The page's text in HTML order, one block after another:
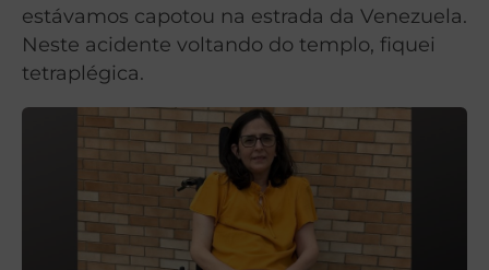
estávamos capotou na estrada da Venezuela.
Neste acidente voltando do templo, fiquei
tetraplégica.